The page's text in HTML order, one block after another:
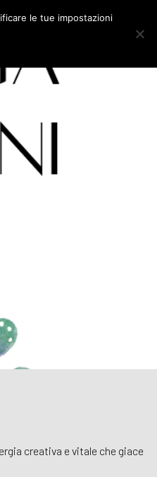
creativa e vitale che giace
le tue impostazioni